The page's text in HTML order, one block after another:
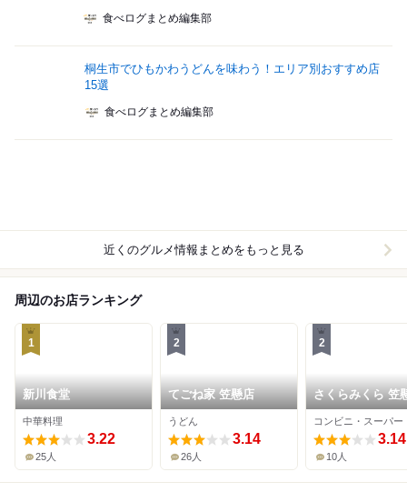
食べログまとめ編集部
桐生市でひもかわうどんを味わう！エリア別おすすめ店
15選
食べログまとめ編集部
近くのグルメ情報まとめをもっと見る
周辺のお店ランキング
1
新川食堂
中華料理
3.22
25人
2
てごね家 笠懸店
うどん
3.14
26人
2
さくらみくら 笠
左美店
コンビニ・スーパー
3.14
10人